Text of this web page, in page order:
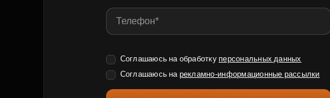
Соглашаюсь на обработку персональных данных
Соглашаюсь на рекламно-информационные рассылки